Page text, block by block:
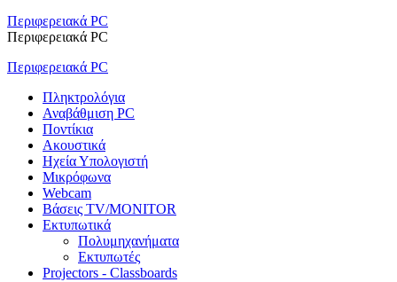
Περιφερειακά PC
Περιφερειακά PC
Περιφερειακά PC
Πληκτρολόγια
Αναβάθμιση PC
Ποντίκια
Ακουστικά
Ηχεία Υπολογιστή
Μικρόφωνα
Webcam
Βάσεις TV/MONITOR
Εκτυπωτικά
Πολυμηχανήματα
Εκτυπωτές
Projectors - Classboards